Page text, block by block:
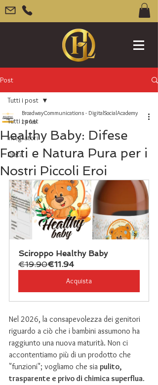
Post
Tutti i post
Integratori
Dieta
Tutti i post
Healthy Baby: Difese
Forti e Natura Pura per i
Nostri Piccoli Eroi
BroadwayCommunications - DigitalSocialAcademy
24 feb
Sciroppo Healthy Baby
€19.90€11.94
Acquista
Nel 2026, la consapevolezza dei genitori
riguardo a ciò che i bambini assumono ha
raggiunto una nuova maturità. Non ci
accontentiamo più di un prodotto che
"funzioni"; vogliamo che sia pulito,
trasparente e privo di chimica superflua.